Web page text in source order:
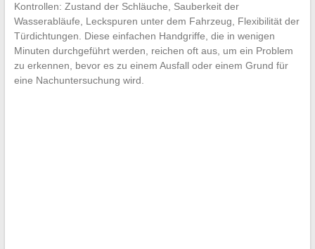
Kontrollen: Zustand der Schläuche, Sauberkeit der
Wasserabläufe, Leckspuren unter dem Fahrzeug, Flexibilität der
Türdichtungen. Diese einfachen Handgriffe, die in wenigen
Minuten durchgeführt werden, reichen oft aus, um ein Problem
zu erkennen, bevor es zu einem Ausfall oder einem Grund für
eine Nachuntersuchung wird.